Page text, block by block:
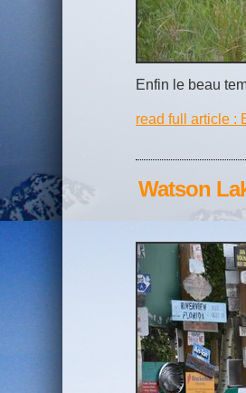
Enfin le beau
read full article :
Watson